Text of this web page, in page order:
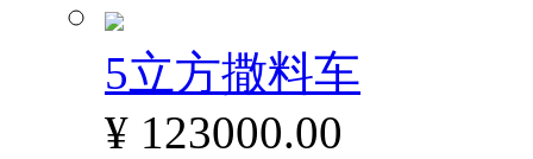
5立方撒料车
¥ 123000.00